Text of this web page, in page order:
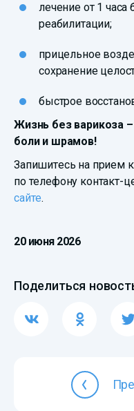
лечение от 1 часа
реабилитации;
прицельное
сохранение
быстрое
Жизнь без варикоза
боли и шрамов!
Запишитесь на прием
по телефону контакт-
сайте.
20 июня 2026
Поделиться